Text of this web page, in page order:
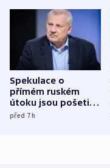
Spekulace o
přímém ruském
útoku jsou pošetilé,
míní estonský
před 7h